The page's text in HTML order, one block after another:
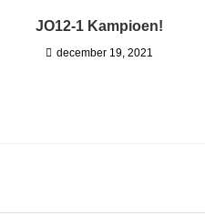
JO12-1 Kampioen!
december 19, 2021